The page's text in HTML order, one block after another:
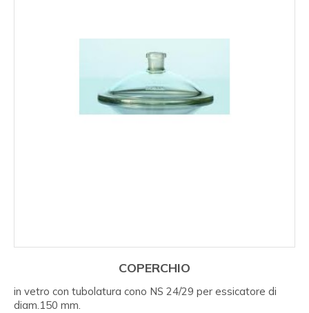
COPERCHIO
in vetro con tubolatura cono NS 24/29 per essicatore di
diam.150 mm.